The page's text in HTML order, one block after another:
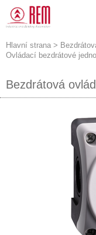
Hlavní strana >
Ovládací bezdrátové
Bezdrátová